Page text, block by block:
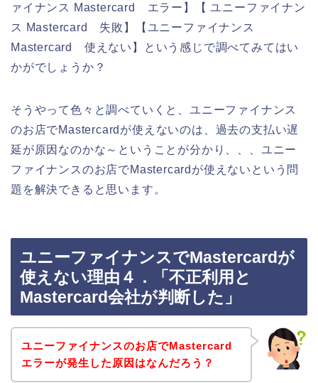
ァイナンス Mastercard エラー】【 ユニーファイナン
ス Mastercard 失敗】【ユニーファイナンス
Mastercard 使えない】という感じで調べてみてはい
かがでしょうか？
そうやって色々と調べていくと、ユニーファイナンス
のお店でMastercardが使えないのは、過去の支払い遅
延が原因なのかな～ということが分かり、、、ユニー
ファイナンスのお店でMastercardが使えないという問
題を解決できると思います。
ユニーファイナンスでMastercardが
使えない理由４．「不正利用と
Mastercard会社が判断した」
ユニーファイナンスのお店でMastercard
エラーが発生した原因はなんだろう？